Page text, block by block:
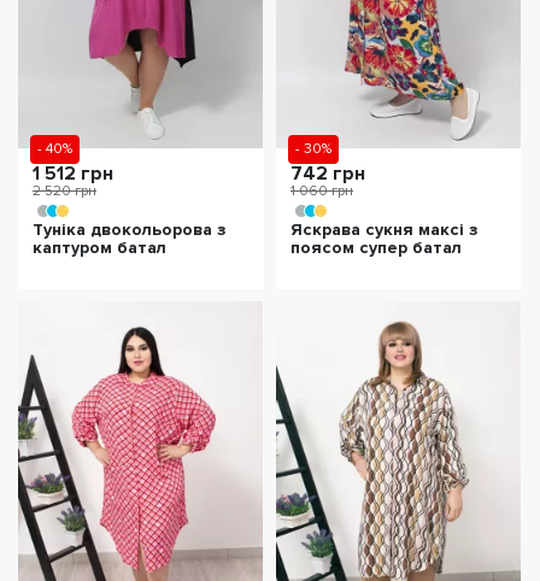
- 40%
1 512 грн
2 520 грн
Туніка двокольорова з
каптуром батал
- 30%
742 грн
1 060 грн
Яскрава сукня максі з
поясом супер батал